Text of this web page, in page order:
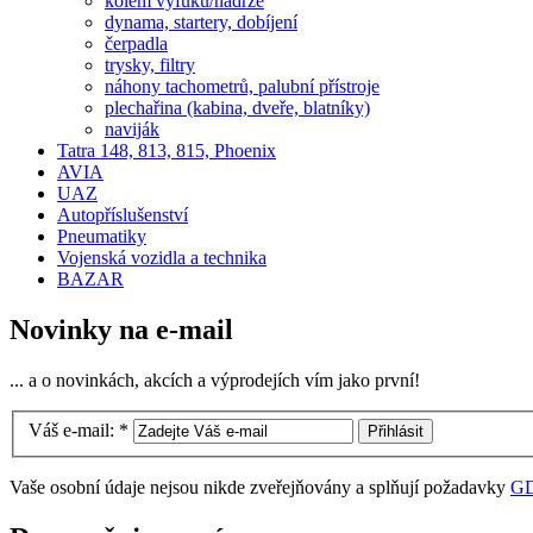
dynama, startery, dobíjení
čerpadla
trysky, filtry
náhony tachometrů, palubní přístroje
plechařina (kabina, dveře, blatníky)
naviják
Tatra 148, 813, 815, Phoenix
AVIA
UAZ
Autopříslušenství
Pneumatiky
Vojenská vozidla a technika
BAZAR
Novinky na e-mail
... a o novinkách, akcích a výprodejích vím jako první!
Váš e-mail: *
Vaše osobní údaje nejsou nikde zveřejňovány a splňují požadavky